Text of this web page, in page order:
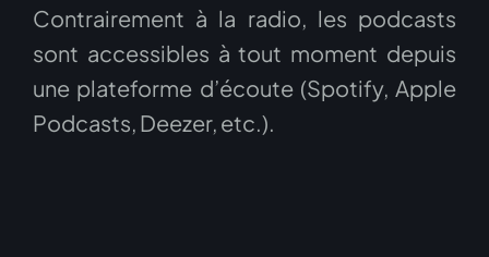
Contrairement à la radio, les podcasts
sont accessibles à tout moment depuis
une plateforme d’écoute (Spotify, Apple
Podcasts, Deezer, etc.).